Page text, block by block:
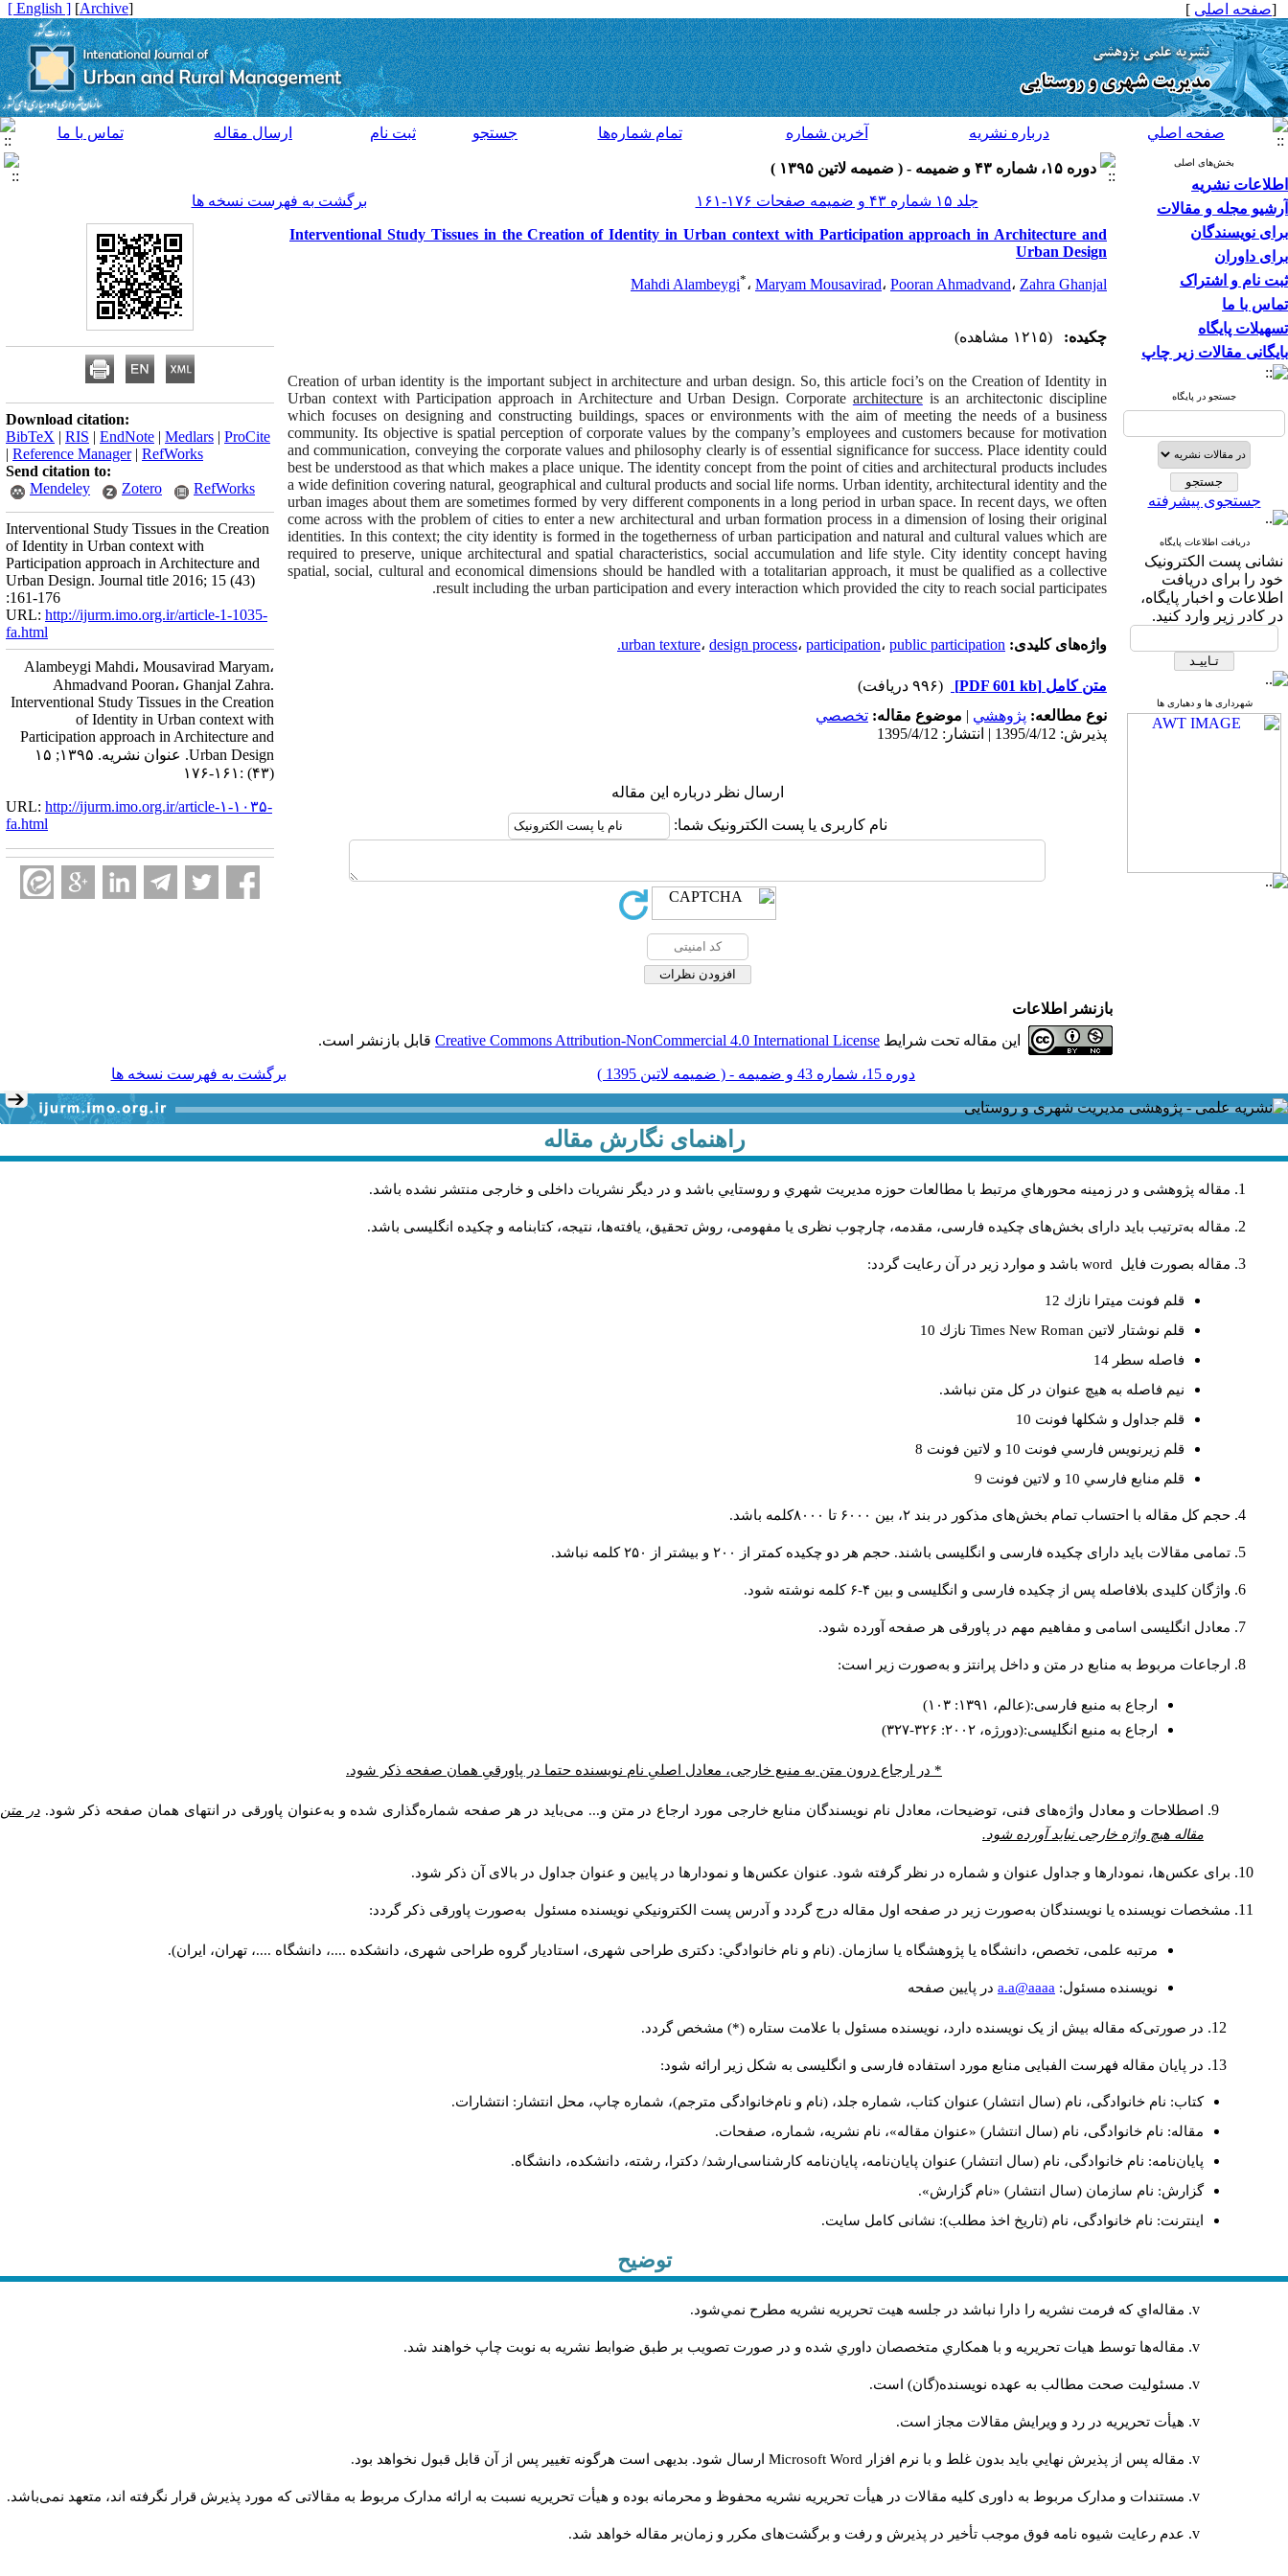
[صفحه اصلی ]
[
Archive
]
[ English ]
صفحه اصلي درباره نشريه آخرين شماره تمام شماره‌ها جستجو ثبت نام ارسال مقاله تماس با ما
بخش‌های اصلی
اطلاعات نشریه
آرشیو مجله و مقالات
برای نویسندگان
برای داوران
ثبت نام و اشتراک
تماس با ما
تسهیلات پایگاه
بایگانی مقالات زیر چاپ
جستجو در پایگاه
جستجوی پیشرفته
دریافت اطلاعات پایگاه
نشانی پست الکترونیک
خود را برای دریافت
اطلاعات و اخبار پایگاه،
در کادر زیر وارد کنید.
شهرداری ها و دهیاری ها
دوره ۱۵، شماره ۴۳ و ضميمه - ( ضميمه لاتين ۱۳۹۵ )
جلد ۱۵ شماره ۴۳ و ضميمه صفحات ۱۷۶-۱۶۱
برگشت به فهرست نسخه ها
Interventional Study Tissues in the Creation of Identity in Urban context with Participation approach in Architecture and
Urban Design
Mahdi Alambeygi*، Maryam Mousavirad، Pooran Ahmadvand، Zahra Ghanjal
چکیده: (۱۲۱۵ مشاهده)
Creation of urban identity is the important subject in architecture and urban design. So, this article foci’s on the Creation of Identity in
Urban context with Participation approach in Architecture and Urban Design. Corporate architectureis an architectonic discipline
which focuses on designing and constructing buildings, spaces or environments with the aim of meeting the needs of a business
community. Its objective is spatial perception of corporate values by the company’s employees and customers because for motivation
and communication, conveying the corporate values and philosophy clearly is of essential significance for success. Place identity could
best be understood as that which makes a place unique. The identity concept from the point of cities and architectural products includes
a wide definition covering natural, geographical and cultural products and social life norms. Urban identity, architectural identity and the
urban images about them are sometimes formed by very different components in a long period in urban space. In recent days, we often
come across with the problem of cities to enter a new architectural and urban formation process in a dimension of losing their original
identities. In this context; the city identity is formed in the togetherness of urban participation and natural and cultural values which are
required to preserve, unique architectural and spatial characteristics, social accumulation and life style. City identity concept having
spatial, social, cultural and economical dimensions should be handled with a totalitarian approach, it must be qualified as a collective
result including the urban participation and every interaction which provided the city to reach social participates.
واژه‌های کلیدی: urban texture، design process، participation، public participation.
متن کامل [PDF 601 kb]
(۹۹۶ دریافت)
نوع مطالعه: پژوهشي | موضوع مقاله: تخصصي
پذیرش: 1395/4/12 | انتشار: 1395/4/12
ارسال نظر درباره این مقاله
نام کاربری یا پست الکترونیک شما:
Download citation:
BibTeX | RIS | EndNote | Medlars | ProCite
| Reference Manager| RefWorks
Send citation to:
Mendeley
Zotero RefWorks
Interventional Study Tissues in the Creation
of Identity in Urban context with
Participation approach in Architecture and
Urban Design. Journal title 2016; 15 (43)
:161-176
URL: http://ijurm.imo.org.ir/article-1-1035-
fa.html
Alambeygi Mahdi، Mousavirad Maryam،
Ahmadvand Pooran، Ghanjal Zahra.
Interventional Study Tissues in the Creation
of Identity in Urban context with
Participation approach in Architecture and
Urban Design. عنوان نشریه. ۱۳۹۵; ۱۵
(۴۳) :۱۶۱-۱۷۶
URL: http://ijurm.imo.org.ir/article-۱-۱۰۳۵-
fa.html
بازنشر اطلاعات
این مقاله تحت شرایط Creative Commons Attribution-NonCommercial 4.0 International License قابل بازنشر است.
دوره 15، شماره 43 و ضميمه - ( ضميمه لاتين 1395 ) برگشت به فهرست نسخه ها
راهنمای نگارش مقاله
مقاله پژوهشی و در زمینه محورهاي مرتبط با مطالعات حوزه مديريت شهري و روستايي باشد و در دیگر نشریات داخلی و خارجی منتشر نشده باشد.
مقاله به‌ترتیب باید دارای بخش‌های چکیده فارسی، مقدمه، چارچوب نظری یا مفهومی، روش تحقیق، یافته‌ها، نتیجه، کتابنامه و چکیده انگلیسی باشد.
مقاله بصورت فايل word باشد و موارد زير در آن رعايت گردد:
قلم فونت ميترا نازك 12
قلم نوشتار لاتين Times New Roman نازك 10
فاصله سطر 14
نيم فاصله به هيچ عنوان در كل متن نباشد.
قلم جداول و شكلها فونت 10
قلم زيرنويس فارسي فونت 10 و لاتين فونت 8
قلم منابع فارسي 10 و لاتين فونت 9
حجم کل مقاله با احتساب تمام بخش‌های مذکور در بند ۲، بین ۶۰۰۰ تا ۸۰۰۰کلمه باشد.
تمامی مقالات باید دارای چکیده فارسی و انگلیسی باشند. حجم هر دو چکیده کمتر از ۲۰۰ و بیشتر از ۲۵۰ کلمه نباشد.
واژگان کلیدی بلافاصله پس از چکیده فارسی و انگلیسی و بین ۴-۶ کلمه نوشته شود.
معادل انگلیسی اسامی و مفاهیم مهم در پاورقی هر صفحه آورده شود.
ارجاعات مربوط به منابع در متن و داخل پرانتز و به‌صورت زیر است:
ارجاع به منبع فارسی:(عالم، ۱۳۹۱: ۱۰۳)
ارجاع به منبع انگلیسی:(دورژه، ۲۰۰۲: ۳۲۶-۳۲۷)
* در ارجاع درون متن به منبع خارجی، معادل اصلیِ نام نویسنده حتما در پاورقیِ همان صفحه ذکر شود.
اصطلاحات و معادل واژه‌های فنی، توضیحات، معادل نام نویسندگان منابع خارجی مورد ارجاع در متن و... می‌باید در هر صفحه شماره‌گذاری شده و به‌عنوان پاورقی در انتهای همان صفحه ذکر شود. در متن
مقاله هیچ واژه خارجی نباید آورده شود.
برای عکس‌ها، نمودارها و جداول عنوان و شماره در نظر گرفته شود. عنوان عکس‌ها و نمودارها در پایین و عنوان جداول در بالای آن ذکر شود.
مشخصات نویسنده یا نویسندگان به‌صورت زیر در صفحه اول مقاله درج گردد و آدرس پست الكترونيكي نويسنده مسئول به‌صورت پاورقی ذکر گردد:
مرتبه علمی، تخصص، دانشگاه یا پژوهشگاه یا سازمان. (نام و نام خانوادگي: دکتری طراحی شهری، استادیار گروه طراحی شهری، دانشکده ....، دانشگاه ....، تهران، ایران).
نويسنده مسئول: a.a@aaaa در پايين صفحه
در صورتی‌که مقاله بیش از یک نویسنده دارد، نویسنده مسئول با علامت ستاره (*) مشخص گردد.
در پایان مقاله فهرست الفبایی منابع مورد استفاده فارسی و انگلیسی به شکل زیر ارائه شود:
کتاب: نام خانوادگی، نام (سال انتشار) عنوان کتاب، شماره جلد، (نام و نام‌خانوادگی مترجم)، شماره چاپ، محل انتشار: انتشارات.
مقاله: نام خانوادگی، نام (سال انتشار) «عنوان مقاله»، نام نشریه، شماره، صفحات.
پایان‌نامه: نام خانوادگی، نام (سال انتشار) عنوان پایان‌نامه، پایان‌نامه کارشناسی‌ارشد/ دکترا، رشته، دانشکده، دانشگاه.
گزارش: نام سازمان (سال انتشار) «نام گزارش».
اینترنت: نام خانوادگی، نام (تاریخ اخذ مطلب): نشانی کامل سایت.
توضیح
مقاله‌اي كه فرمت نشريه را دارا نباشد در جلسه هيت تحريريه نشريه مطرح نمي‌شود.
مقاله‌ها توسط هیات تحريريه و با همکاري متخصصان داوري شده و در صورت تصويب بر طبق ضوابط نشريه به نوبت چاپ خواهند شد.
مسئوليت صحت مطالب به عهده نويسنده(گان) است.
هيأت تحريريه در رد و ويرايش مقالات مجاز است.
مقاله پس از پذيرش نهايي باید بدون غلط و با نرم افزار Microsoft Word ارسال شود. بدیهی است هرگونه تغییر پس از آن قابل قبول نخواهد بود.
مستندات و مدارک مربوط به داوری کلیه مقالات در هیأت تحریریه نشریه محفوظ و محرمانه بوده و هیأت تحریریه نسبت به ارائه مدارک مربوط به مقالاتی که مورد پذیرش قرار نگرفته اند، متعهد نمی‌باشد.
عدم رعایت شیوه نامه فوق موجب تأخیر در پذیرش و رفت و برگشت‌‌های مکرر و زمان‌بر مقاله خواهد شد.